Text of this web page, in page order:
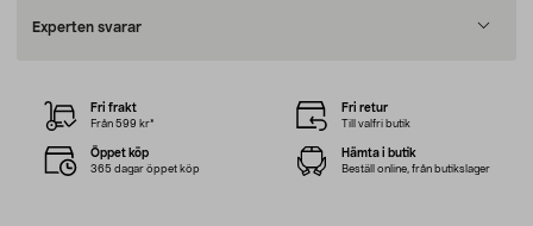
Experten svarar
Fri frakt
Från 599 kr*
Fri retur
Till valfri butik
Öppet köp
365 dagar öppet köp
Hämta i butik
Beställ online, från butikslager